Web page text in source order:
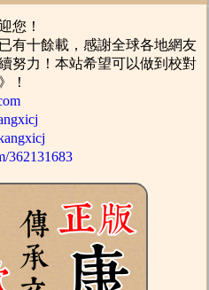
您！
十餘載，感謝全球各地網友
努力！本站希望可以做到校對
！
362131683